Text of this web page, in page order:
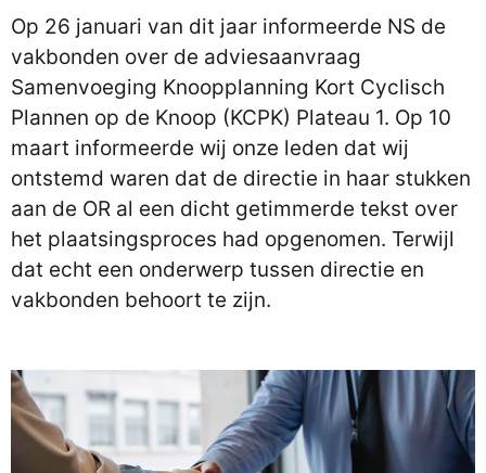
Op 26 januari van dit jaar informeerde NS de
vakbonden over de adviesaanvraag
Samenvoeging Knoopplanning Kort Cyclisch
Plannen op de Knoop (KCPK) Plateau 1. Op 10
maart informeerde wij onze leden dat wij
ontstemd waren dat de directie in haar stukken
aan de OR al een dicht getimmerde tekst over
het plaatsingsproces had opgenomen. Terwijl
dat echt een onderwerp tussen directie en
vakbonden behoort te zijn.